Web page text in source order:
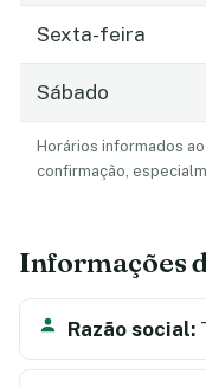
Sexta-feira
Sábado
Horários informados
confirmação,
Informações
Razão social: